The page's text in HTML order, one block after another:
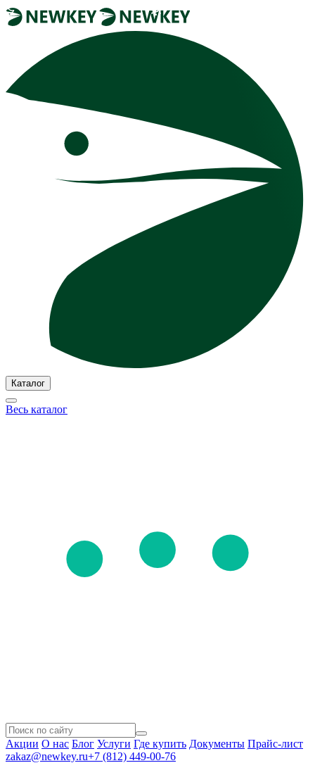
Каталог
Весь каталог
Акции О нас Блог Услуги Где купить Документы Прайс-лист
zakaz@newkey.ru+7 (812) 449-00-76